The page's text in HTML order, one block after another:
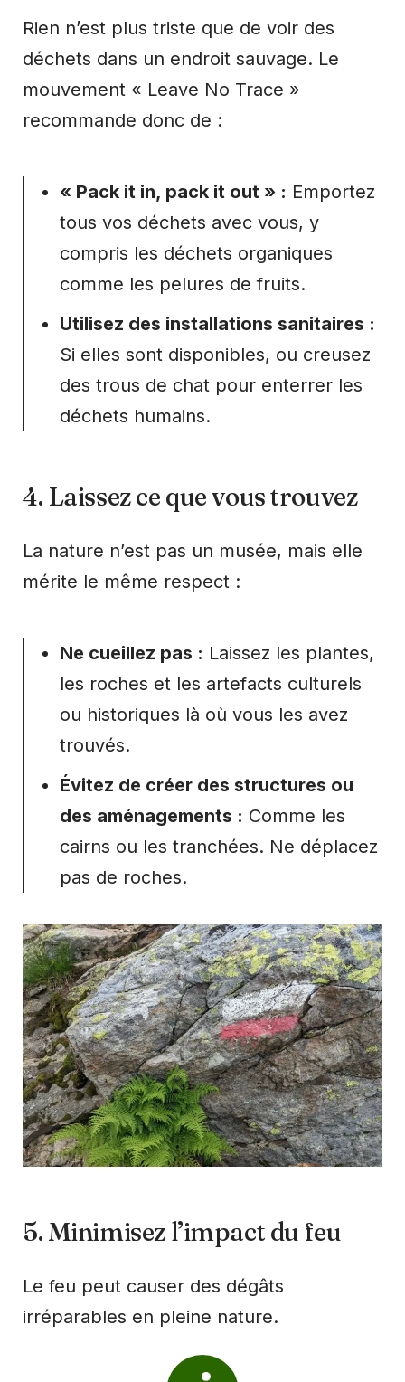
Rien n’est plus triste que de voir des
déchets dans un endroit sauvage. Le
mouvement « Leave No Trace »
recommande donc de :
« Pack it in, pack it out » : Emportez
tous vos déchets avec vous, y
compris les déchets organiques
comme les pelures de fruits.
Utilisez des installations sanitaires :
Si elles sont disponibles, ou creusez
des trous de chat pour enterrer les
déchets humains.
4. Laissez ce que vous trouvez
La nature n’est pas un musée, mais elle
mérite le même respect :
Ne cueillez pas : Laissez les plantes,
les roches et les artefacts culturels
ou historiques là où vous les avez
trouvés.
Évitez de créer des structures ou
des aménagements : Comme les
cairns ou les tranchées. Ne déplacez
pas de roches.
5. Minimisez l’impact du feu
Le feu peut causer des dégâts
irréparables en pleine nature.